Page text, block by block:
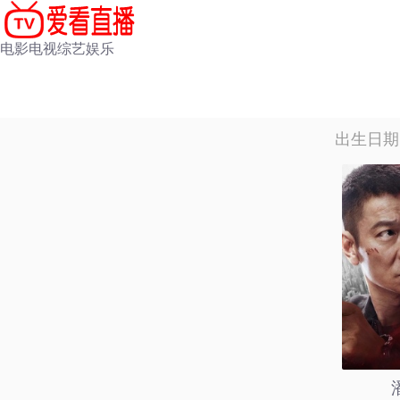
电影电视综艺娱乐
出生日